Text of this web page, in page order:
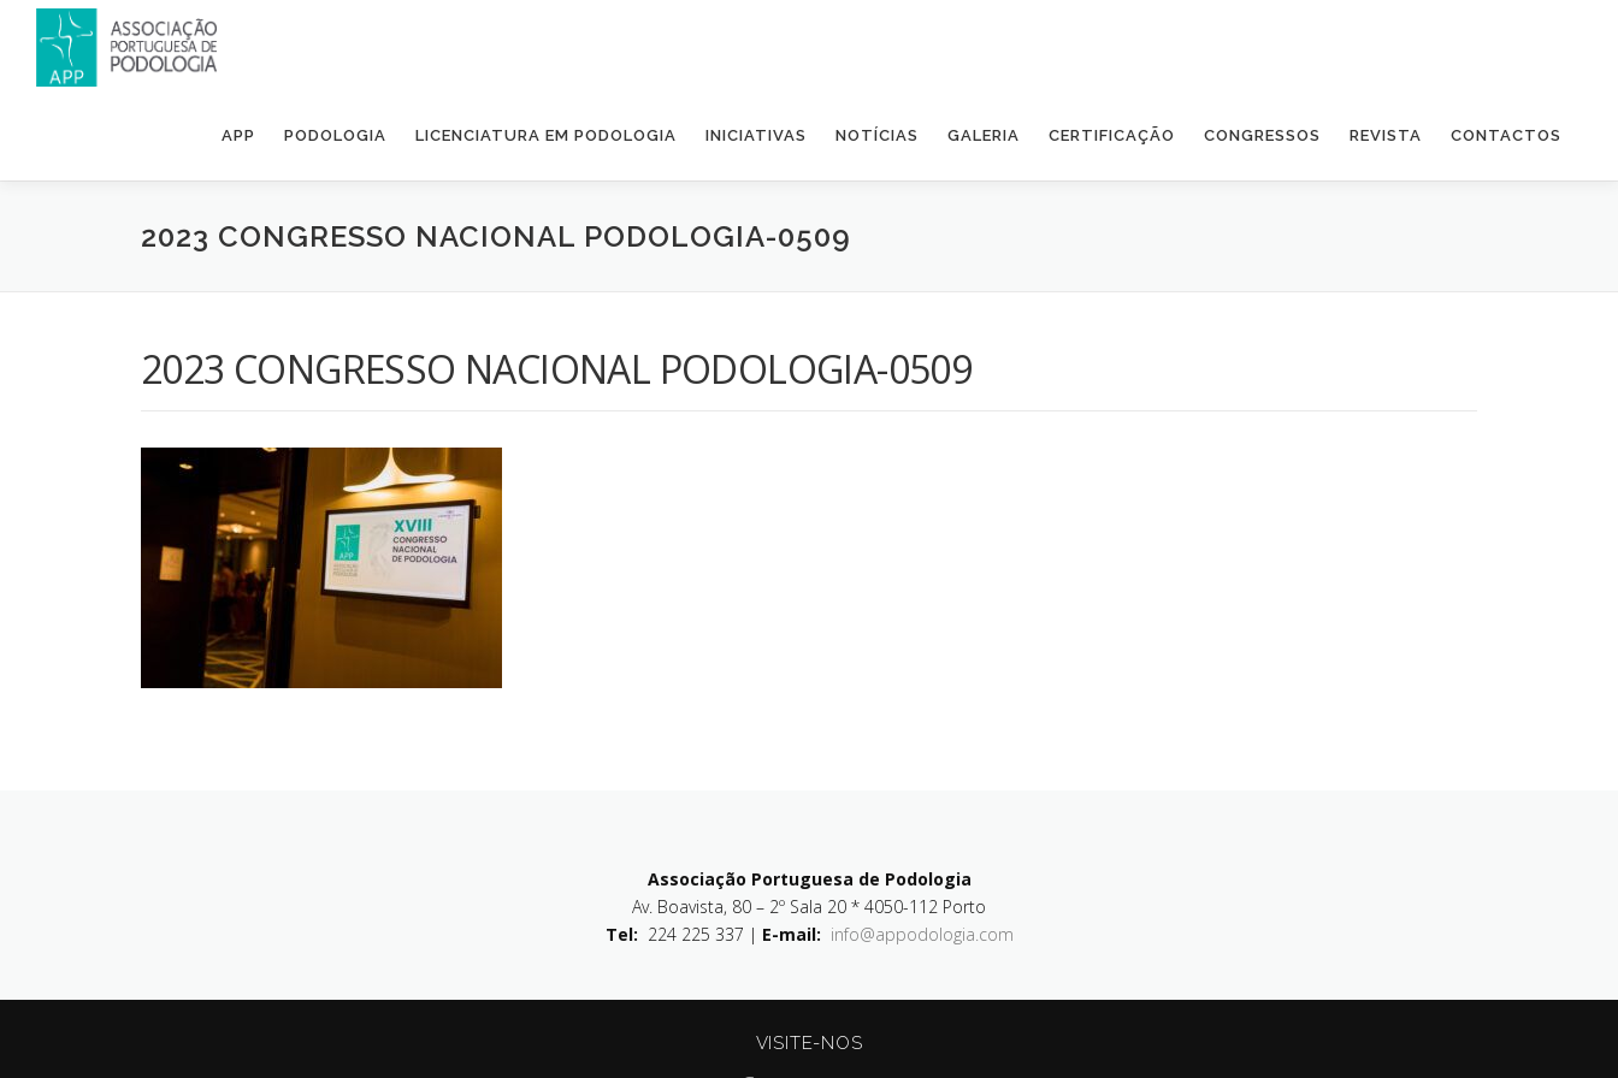
APP PODOLOGIA LICENCIATURA EM PODOLOGIA INICIATIVAS NOTÍCIAS GALERIA CERTIFICAÇÃO CONGRESSOS REVISTA CONTACTOS
2023 CONGRESSO NACIONAL PODOLOGIA-0509
2023 CONGRESSO NACIONAL PODOLOGIA-0509
Associação Portuguesa de Podologia
Av. Boavista, 80 – 2º Sala 20 * 4050-112 Porto
Tel: 224 225 337 | E-mail: info@appodologia.com
VISITE-NOS